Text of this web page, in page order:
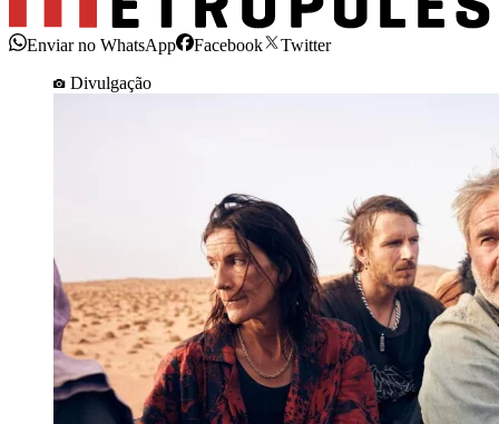
Enviar no WhatsApp Facebook
Twitter
Divulgação